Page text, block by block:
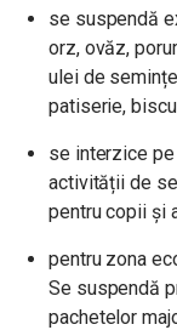
se suspendă
orz, ovăz,
ulei de
patiserie,
se interzice
activității de
pentru copii și
pentru zona
Se suspendă
pachetelor